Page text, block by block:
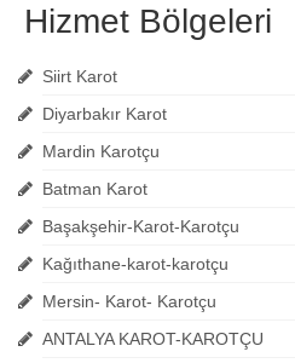
Hizmet Bölgeleri
Siirt Karot
Diyarbakır Karot
Mardin Karotçu
Batman Karot
Başakşehir-Karot-Karotçu
Kağıthane-karot-karotçu
Mersin- Karot- Karotçu
ANTALYA KAROT-KAROTÇU